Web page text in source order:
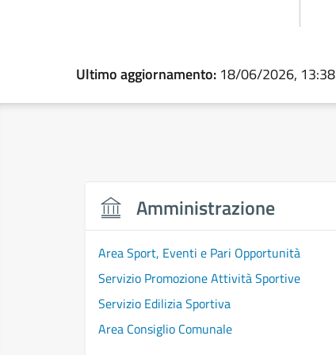
Ultimo aggiornamento: 18/06/2026, 13:38
Amministrazione
Area Sport, Eventi e Pari Opportunità
Servizio Promozione Attività Sportive
Servizio Edilizia Sportiva
Area Consiglio Comunale